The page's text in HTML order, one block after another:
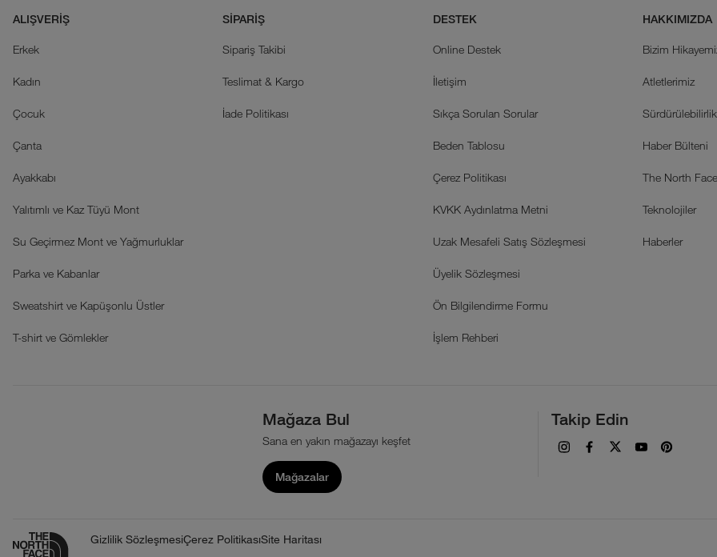
ALIŞVERİŞ
Erkek
Kadın
Çocuk
Çanta
Ayakkabı
Yalıtımlı ve Kaz Tüyü Mont
Su Geçirmez Mont ve Yağmurluklar
Parka ve Kabanlar
Sweatshirt ve Kapüşonlu Üstler
T-shirt ve Gömlekler
SİPARİŞ
Sipariş Takibi
Teslimat & Kargo
İade Politikası
DESTEK
Online Destek
İletişim
Sıkça Sorulan Sorular
Beden Tablosu
Çerez Politikası
KVKK Aydınlatma Metni
Uzak Mesafeli Satış Sözleşmesi
Üyelik Sözleşmesi
Ön Bilgilendirme Formu
İşlem Rehberi
HAKKIMIZDA
Bizim
Atletlerimiz
Sürdürülebilirlik
Haber Bülteni
The North
Teknolojiler
Haberler
Mağaza Bul
Sana en yakın mağazayı keşfet
Mağazalar
Takip Edin
Gizlilik SözleşmesiÇerez PolitikasıSite Haritası